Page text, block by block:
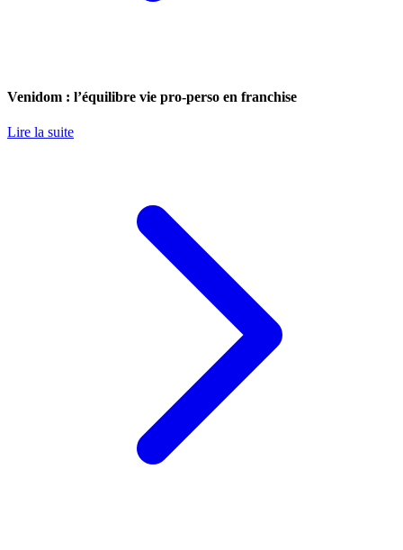
Venidom : l’équilibre vie pro-perso en franchise
Lire la suite